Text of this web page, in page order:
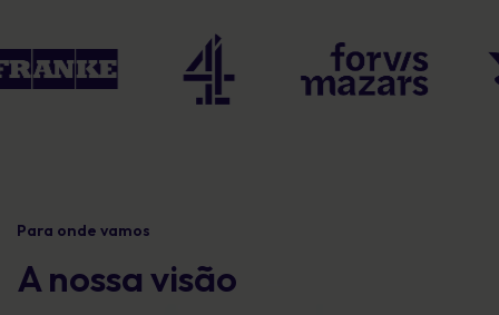
Para onde vamos
A nossa visão